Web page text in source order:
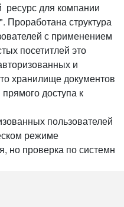
для компании
Проработана структура
с применением
посетитлей это
и
хранилище документов
доступа к
пользователей
режиме
но проверка по системн